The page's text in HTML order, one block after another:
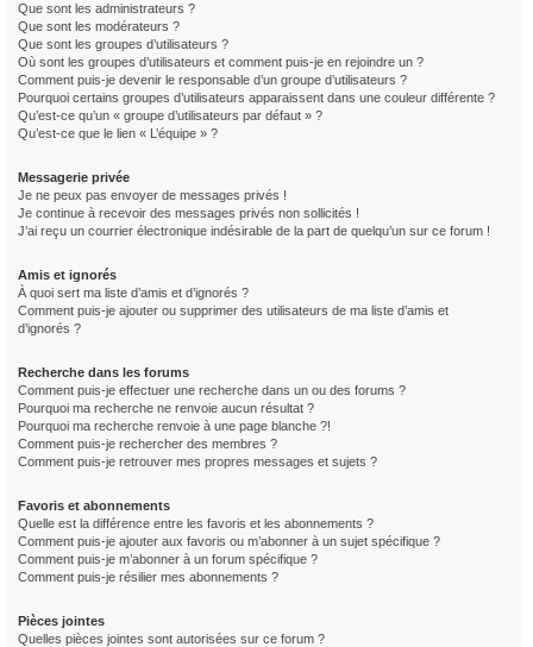
Que sont les administrateurs ?
Que sont les modérateurs ?
Que sont les groupes d’utilisateurs ?
Où sont les groupes d’utilisateurs et comment puis-je en rejoindre un ?
Comment puis-je devenir le responsable d’un groupe d’utilisateurs ?
Pourquoi certains groupes d’utilisateurs apparaissent dans une couleur différente ?
Qu’est-ce qu’un « groupe d’utilisateurs par défaut » ?
Qu’est-ce que le lien « L’équipe » ?
Messagerie privée
Je ne peux pas envoyer de messages privés !
Je continue à recevoir des messages privés non sollicités !
J’ai reçu un courrier électronique indésirable de la part de quelqu’un sur ce forum !
Amis et ignorés
À quoi sert ma liste d’amis et d’ignorés ?
Comment puis-je ajouter ou supprimer des utilisateurs de ma liste d’amis et
d’ignorés ?
Recherche dans les forums
Comment puis-je effectuer une recherche dans un ou des forums ?
Pourquoi ma recherche ne renvoie aucun résultat ?
Pourquoi ma recherche renvoie à une page blanche ?!
Comment puis-je rechercher des membres ?
Comment puis-je retrouver mes propres messages et sujets ?
Favoris et abonnements
Quelle est la différence entre les favoris et les abonnements ?
Comment puis-je ajouter aux favoris ou m’abonner à un sujet spécifique ?
Comment puis-je m’abonner à un forum spécifique ?
Comment puis-je résilier mes abonnements ?
Pièces jointes
Quelles pièces jointes sont autorisées sur ce forum ?